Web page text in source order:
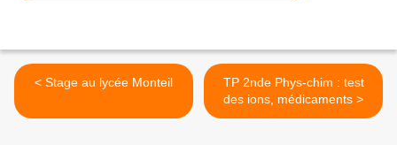
< Stage au lycée Monteil
TP 2nde Phys-chim : test
des ions, médicaments >